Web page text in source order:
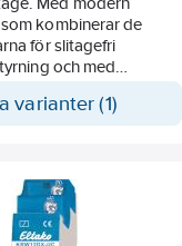
kombinerar de
för slitagefri
och med
8 till 230V AC/DC.
och
även om reläet är i
varianter (1)